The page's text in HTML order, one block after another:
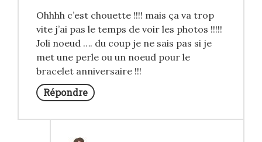
Ohhhh c’est chouette !!!! mais ça va trop
vite j’ai pas le temps de voir les photos !!!!!
Joli noeud …. du coup je ne sais pas si je
met une perle ou un noeud pour le
bracelet anniversaire !!!
Répondre